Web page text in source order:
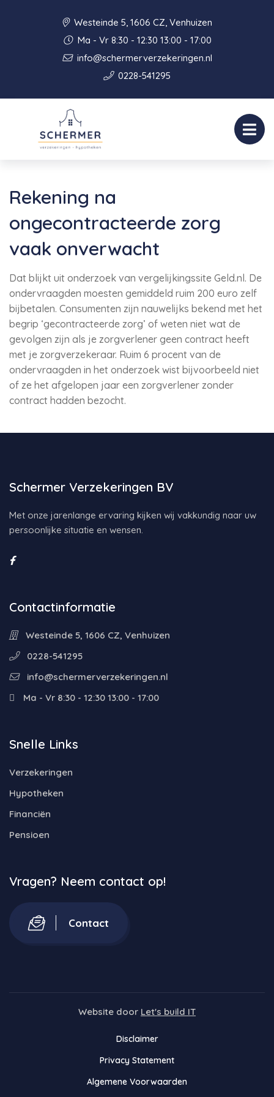
Westeinde 5, 1606 CZ, Venhuizen
Ma - Vr 8:30 - 12:30 13:00 - 17:00
info@schermerverzekeringen.nl
0228-541295
Rekening na
ongecontracteerde zorg
vaak onverwacht
Dat blijkt uit onderzoek van vergelijkingssite Geld.nl. De
ondervraagden moesten gemiddeld ruim 200 euro zelf
bijbetalen. Consumenten zijn nauwelijks bekend met het
begrip ‘gecontracteerde zorg’ of weten niet wat de
gevolgen zijn als je zorgverlener geen contract heeft
met je zorgverzekeraar. Ruim 6 procent van de
ondervraagden in het onderzoek wist bijvoorbeeld niet
of ze het afgelopen jaar een zorgverlener zonder
contract hadden bezocht.
Schermer Verzekeringen BV
Met onze jarenlange ervaring kijken wij vakkundig naar uw
persoonlijke situatie en wensen.
Contactinformatie
Westeinde 5, 1606 CZ, Venhuizen
0228-541295
info@schermerverzekeringen.nl
Ma - Vr 8:30 - 12:30 13:00 - 17:00
Snelle Links
Verzekeringen
Hypotheken
Financiën
Pensioen
Vragen? Neem contact op!
Contact
Website door Let's build IT
Disclaimer
Privacy Statement
Algemene Voorwaarden